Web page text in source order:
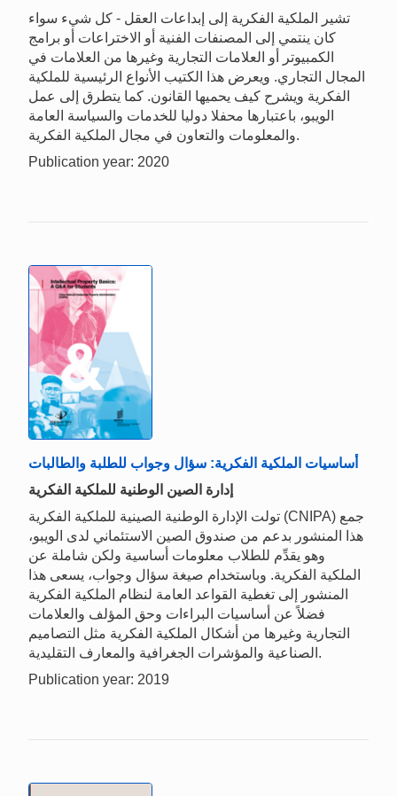
تشير الملكية الفكرية إلى إبداعات العقل - كل شيء سواء
كان ينتمي إلى المصنفات الفنية أو الاختراعات أو برامج
الكمبيوتر أو العلامات التجارية وغيرها من العلامات في
المجال التجاري. ويعرض هذا الكتيب الأنواع الرئيسية للملكية
الفكرية ويشرح كيف يحميها القانون. كما يتطرق إلى عمل
الويبو، باعتبارها محفلا دوليا للخدمات والسياسة العامة
والمعلومات والتعاون في مجال الملكية الفكرية.
Publication year: 2020
أساسيات الملكية الفكرية: سؤال وجواب للطلبة والطالبات
إدارة الصين الوطنية للملكية الفكرية
تولت الإدارة الوطنية الصينية للملكية الفكرية (CNIPA) جمع
هذا المنشور بدعم من صندوق الصين الاستئماني لدى الويبو،
وهو يقدِّم للطلاب معلومات أساسية ولكن شاملة عن
الملكية الفكرية. وباستخدام صيغة سؤال وجواب، يسعى هذا
المنشور إلى تغطية القواعد العامة لنظام الملكية الفكرية
فضلاً عن أساسيات البراءات وحق المؤلف والعلامات
التجارية وغيرها من أشكال الملكية الفكرية مثل التصاميم
الصناعية والمؤشرات الجغرافية والمعارف التقليدية.
Publication year: 2019